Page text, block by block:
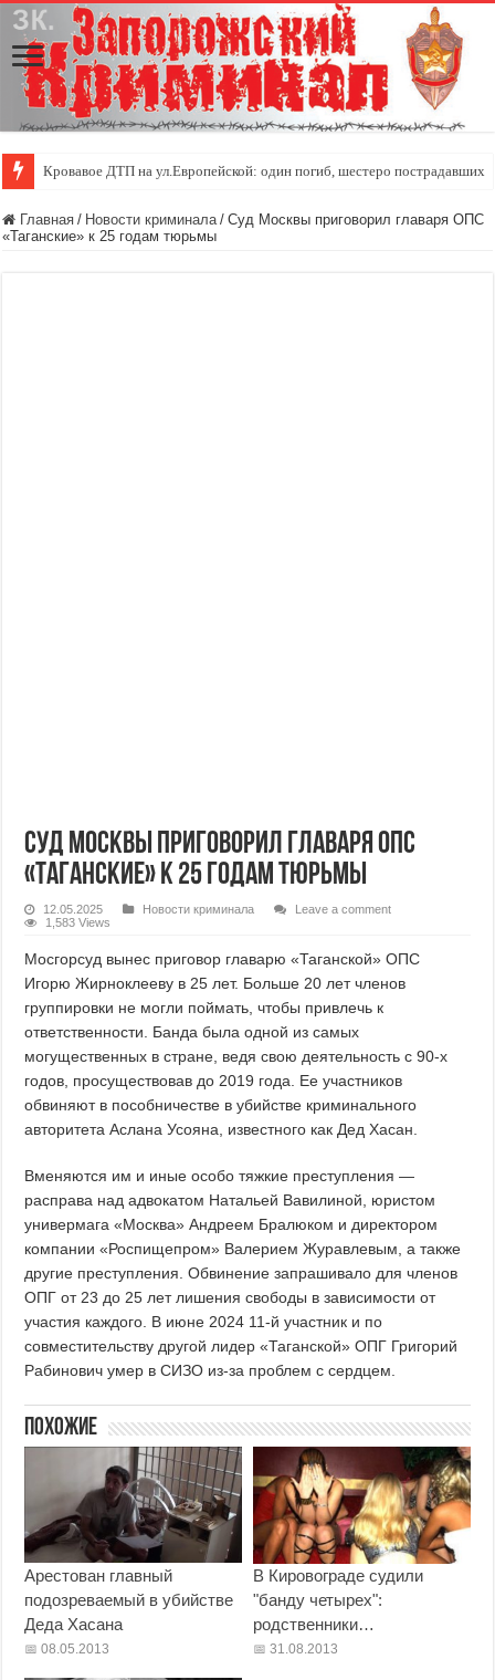
Кровавое ДТП на ул.Европейской: один погиб, шестеро пострадавших
Главная / Новости криминала / Суд Москвы приговорил главаря ОПС
«Таганские» к 25 годам тюрьмы
Суд Москвы приговорил главаря ОПС
«Таганские» к 25 годам тюрьмы
12.05.2025 Новости криминала
Leave a comment
1,583 Views
Мосгорсуд вынес приговор главарю «Таганской» ОПС
Игорю Жирноклееву в 25 лет. Больше 20 лет членов
группировки не могли поймать, чтобы привлечь к
ответственности. Банда была одной из самых
могущественных в стране, ведя свою деятельность с 90-х
годов, просуществовав до 2019 года. Ее участников
обвиняют в пособничестве в убийстве криминального
авторитета Аслана Усояна, известного как Дед Хасан.
Вменяются им и иные особо тяжкие преступления —
расправа над адвокатом Натальей Вавилиной, юристом
универмага «Москва» Андреем Бралюком и директором
компании «Роспищепром» Валерием Журавлевым, а также
другие преступления. Обвинение запрашивало для членов
ОПГ от 23 до 25 лет лишения свободы в зависимости от
участия каждого. В июне 2024 11-й участник и по
совместительству другой лидер «Таганской» ОПГ Григорий
Рабинович умер в СИЗО из-за проблем с сердцем.
Похожие
Арестован главный
подозреваемый в убийстве
Деда Хасана
08.05.2013
В Кировограде судили
"банду четырех":
родственники…
31.08.2013